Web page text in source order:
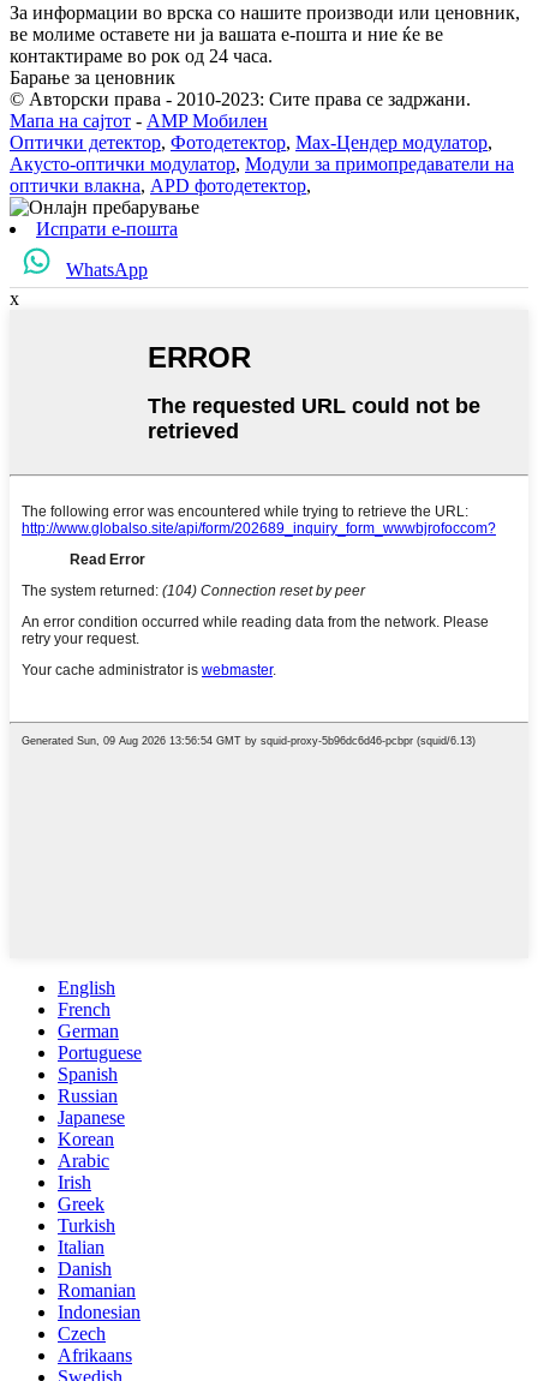
За информации во врска со нашите производи или ценовник,
ве молиме оставете ни ја вашата е-пошта и ние ќе ве
контактираме во рок од 24 часа.
Барање за ценовник
© Авторски права - 2010-2023: Сите права се задржани.
Мапа на сајтот - AMP Мобилен
Оптички детектор, Фотодетектор, Мах-Цендер модулатор,
Акусто-оптички модулатор, Модули за примопредаватели на
оптички влакна, APD фотодетектор,
Испрати е-пошта
WhatsApp
x
English
French
German
Portuguese
Spanish
Russian
Japanese
Korean
Arabic
Irish
Greek
Turkish
Italian
Danish
Romanian
Indonesian
Czech
Afrikaans
Swedish